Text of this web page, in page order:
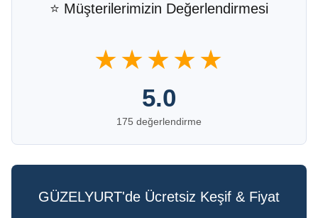
⭐ Müşterilerimizin Değerlendirmesi
★★★★★
5.0
175 değerlendirme
GÜZELYURT'de Ücretsiz Keşif & Fiyat